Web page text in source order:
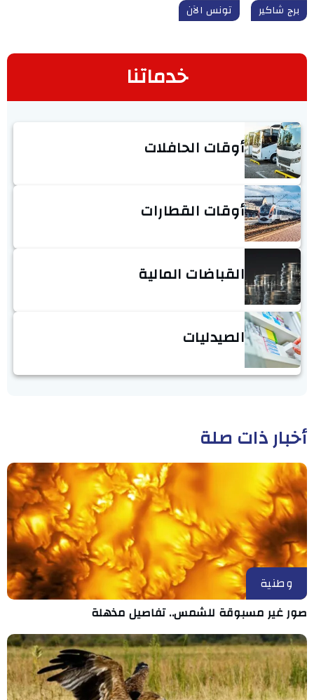
برج شاكير تونس الآن
خدماتنا
أوقات الحافلات
أوقات القطارات
القباضات المالية
الصيدليات
أخبار ذات صلة
وطنية
صور غير مسبوقة للشمس.. تفاصيل مذهلة